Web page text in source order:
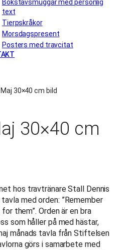
Bokstavsmuggar med personlig
text
Tierpskråkor
Morsdagspresent
Posters med travcitat
30×40 cm bild
30×40 cm
hos travtränare Stall Dennis
med orden: ”Remember
them”. Orden är en bra
som håller på med hästar,
månads tavla från Stiftelsen
görs i samarbete med